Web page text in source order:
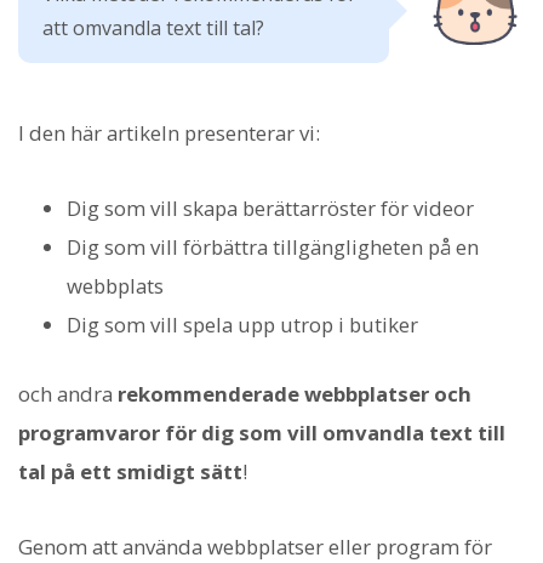
att omvandla text till tal?
I den här artikeln presenterar vi:
Dig som vill skapa berättarröster för videor
Dig som vill förbättra tillgängligheten på en
webbplats
Dig som vill spela upp utrop i butiker
och andra rekommenderade webbplatser och
programvaror för dig som vill omvandla text till
tal på ett smidigt sätt!
Genom att använda webbplatser eller program för